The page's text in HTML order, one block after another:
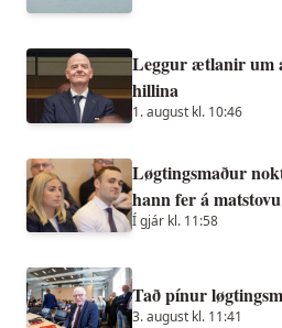
Leggur ætlanir um
hillina
1. august kl. 10:46
Løgtingsmaður
hann fer á
Í gjár kl. 11:58
Tað pínur
3. august kl. 11:41